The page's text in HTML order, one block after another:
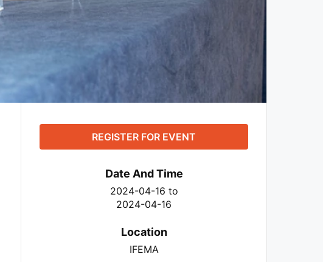
REGISTER FOR EVENT
Date And Time
2024-04-16 to
2024-04-16
Location
IFEMA